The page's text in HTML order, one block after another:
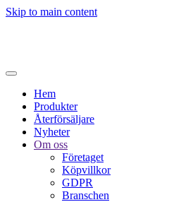
Skip to main content
Hem
Produkter
Återförsäljare
Nyheter
Om oss
Företaget
Köpvillkor
GDPR
Branschen